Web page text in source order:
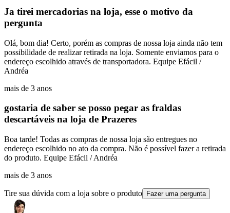
Ja tirei mercadorias na loja, esse o motivo da
pergunta
Olá, bom dia! Certo, porém as compras de nossa loja ainda não tem
possibilidade de realizar retirada na loja. Somente enviamos para o
endereço escolhido através de transportadora. Equipe Efácil /
Andréa
mais de 3 anos
gostaria de saber se posso pegar as fraldas
descartáveis na loja de Prazeres
Boa tarde! Todas as compras de nossa loja são entregues no
endereço escolhido no ato da compra. Não é possível fazer a retirada
do produto. Equipe Efácil / Andréa
mais de 3 anos
Tire sua dúvida com a loja sobre o produto Fazer uma pergunta